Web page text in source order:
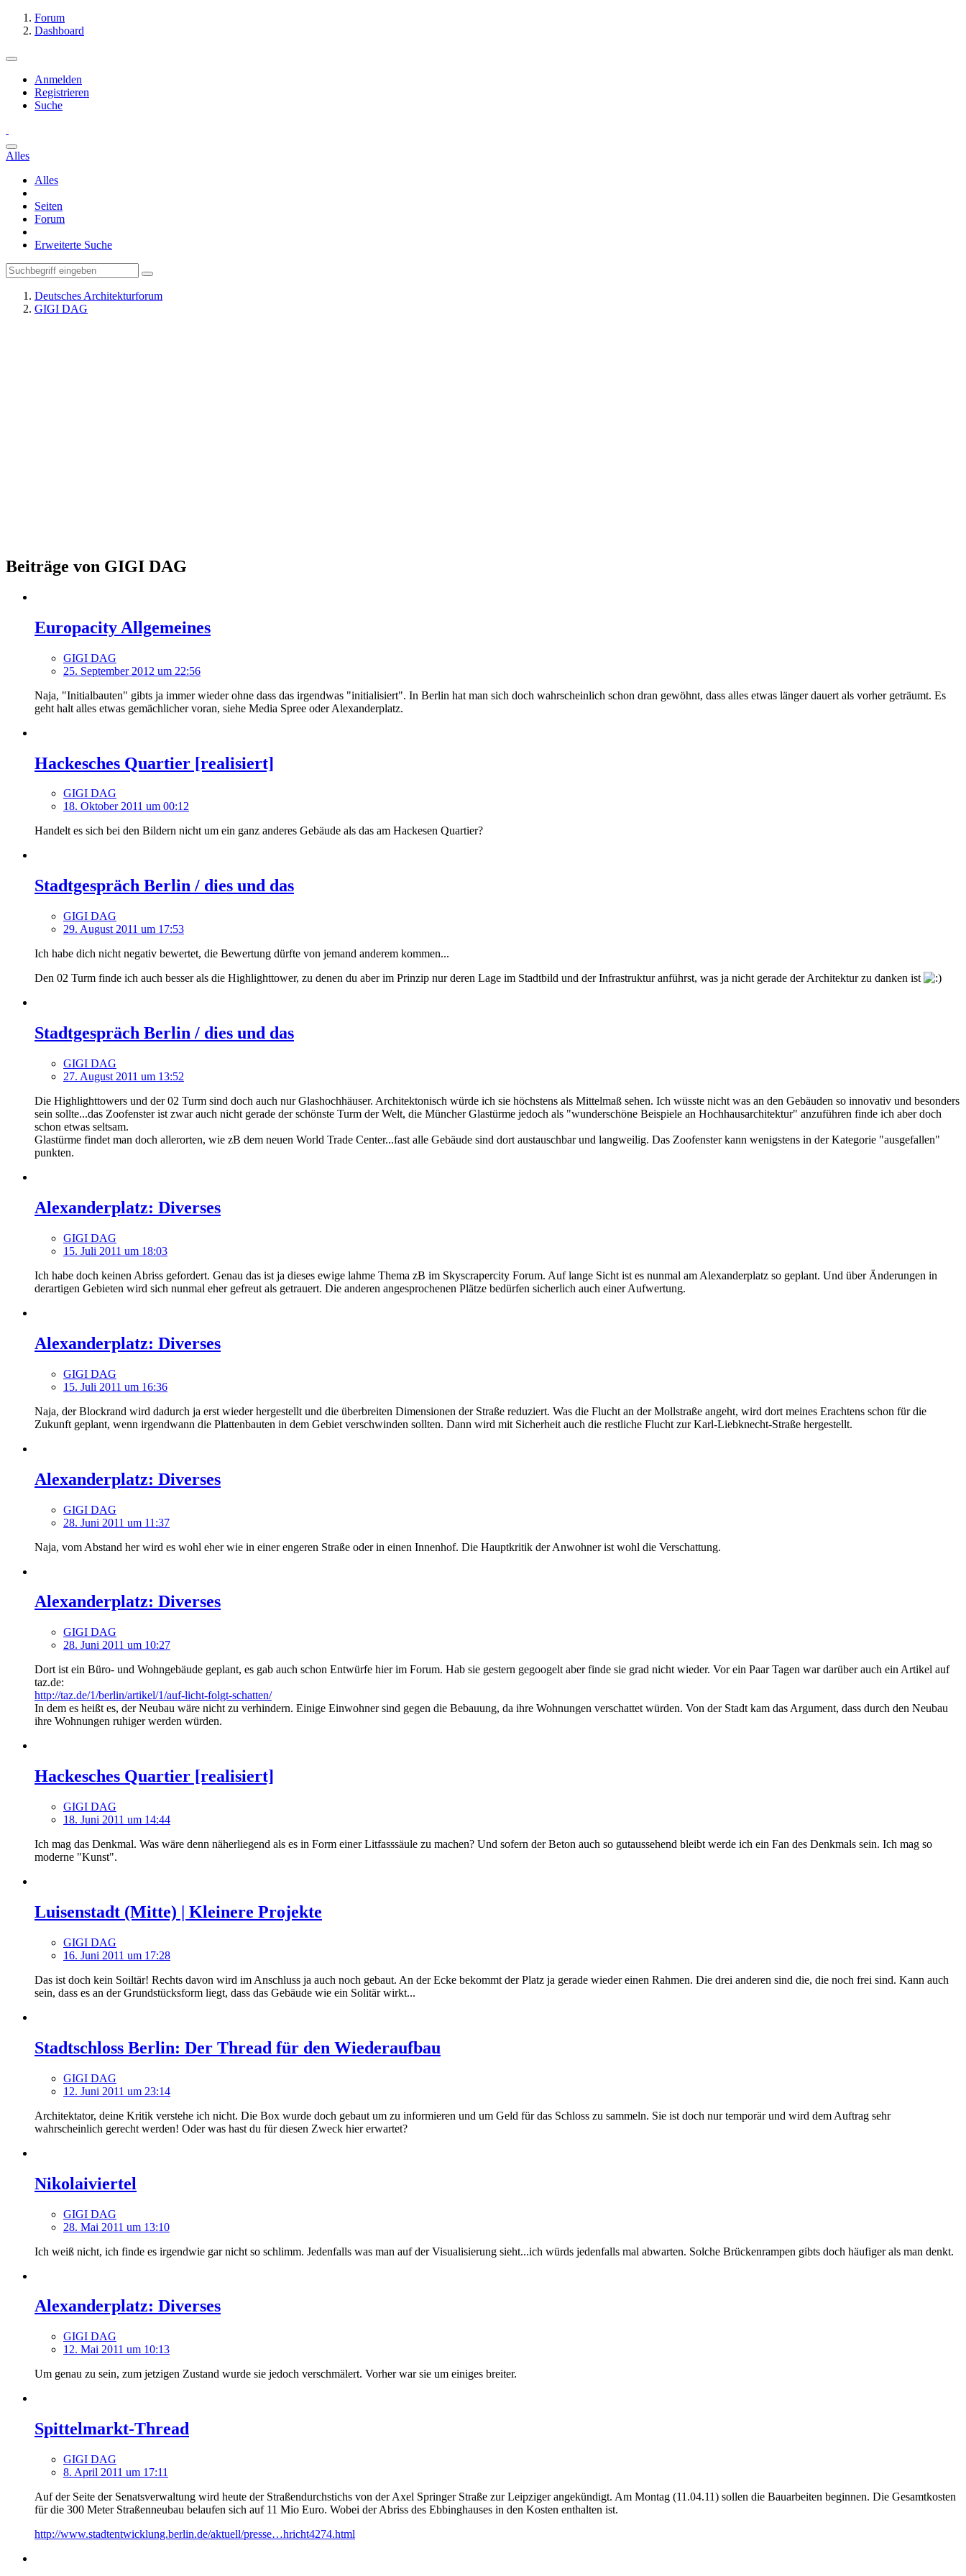
Forum
Dashboard
Anmelden
Registrieren
Suche
Alles
Alles
Seiten
Forum
Erweiterte Suche
Deutsches Architekturforum
GIGI DAG
Beiträge von GIGI DAG
Europacity Allgemeines
GIGI DAG
25. September 2012 um 22:56
Naja, "Initialbauten" gibts ja immer wieder ohne dass das irgendwas "initialisiert". In Berlin hat man sich doch wahrscheinlich schon dran gewöhnt, dass alles etwas länger dauert als vorher geträumt. Es
geht halt alles etwas gemächlicher voran, siehe Media Spree oder Alexanderplatz.
Hackesches Quartier [realisiert]
GIGI DAG
18. Oktober 2011 um 00:12
Handelt es sich bei den Bildern nicht um ein ganz anderes Gebäude als das am Hackesen Quartier?
Stadtgespräch Berlin / dies und das
GIGI DAG
29. August 2011 um 17:53
Ich habe dich nicht negativ bewertet, die Bewertung dürfte von jemand anderem kommen...
Den 02 Turm finde ich auch besser als die Highlighttower, zu denen du aber im Prinzip nur deren Lage im Stadtbild und der Infrastruktur anführst, was ja nicht gerade der Architektur zu danken ist
Stadtgespräch Berlin / dies und das
GIGI DAG
27. August 2011 um 13:52
Die Highlighttowers und der 02 Turm sind doch auch nur Glashochhäuser. Architektonisch würde ich sie höchstens als Mittelmaß sehen. Ich wüsste nicht was an den Gebäuden so innovativ und besonders
sein sollte...das Zoofenster ist zwar auch nicht gerade der schönste Turm der Welt, die Müncher Glastürme jedoch als "wunderschöne Beispiele an Hochhausarchitektur" anzuführen finde ich aber doch
schon etwas seltsam.
Glastürme findet man doch allerorten, wie zB dem neuen World Trade Center...fast alle Gebäude sind dort austauschbar und langweilig. Das Zoofenster kann wenigstens in der Kategorie "ausgefallen"
punkten.
Alexanderplatz: Diverses
GIGI DAG
15. Juli 2011 um 18:03
Ich habe doch keinen Abriss gefordert. Genau das ist ja dieses ewige lahme Thema zB im Skyscrapercity Forum. Auf lange Sicht ist es nunmal am Alexanderplatz so geplant. Und über Änderungen in
derartigen Gebieten wird sich nunmal eher gefreut als getrauert. Die anderen angesprochenen Plätze bedürfen sicherlich auch einer Aufwertung.
Alexanderplatz: Diverses
GIGI DAG
15. Juli 2011 um 16:36
Naja, der Blockrand wird dadurch ja erst wieder hergestellt und die überbreiten Dimensionen der Straße reduziert. Was die Flucht an der Mollstraße angeht, wird dort meines Erachtens schon für die
Zukunft geplant, wenn irgendwann die Plattenbauten in dem Gebiet verschwinden sollten. Dann wird mit Sicherheit auch die restliche Flucht zur Karl-Liebknecht-Straße hergestellt.
Alexanderplatz: Diverses
GIGI DAG
28. Juni 2011 um 11:37
Naja, vom Abstand her wird es wohl eher wie in einer engeren Straße oder in einen Innenhof. Die Hauptkritik der Anwohner ist wohl die Verschattung.
Alexanderplatz: Diverses
GIGI DAG
28. Juni 2011 um 10:27
Dort ist ein Büro- und Wohngebäude geplant, es gab auch schon Entwürfe hier im Forum. Hab sie gestern gegoogelt aber finde sie grad nicht wieder. Vor ein Paar Tagen war darüber auch ein Artikel auf
taz.de:
http://taz.de/1/berlin/artikel/1/auf-licht-folgt-schatten/
In dem es heißt es, der Neubau wäre nicht zu verhindern. Einige Einwohner sind gegen die Bebauung, da ihre Wohnungen verschattet würden. Von der Stadt kam das Argument, dass durch den Neubau
ihre Wohnungen ruhiger werden würden.
Hackesches Quartier [realisiert]
GIGI DAG
18. Juni 2011 um 14:44
Ich mag das Denkmal. Was wäre denn näherliegend als es in Form einer Litfasssäule zu machen? Und sofern der Beton auch so gutaussehend bleibt werde ich ein Fan des Denkmals sein. Ich mag so
moderne "Kunst".
Luisenstadt (Mitte) | Kleinere Projekte
GIGI DAG
16. Juni 2011 um 17:28
Das ist doch kein Soiltär! Rechts davon wird im Anschluss ja auch noch gebaut. An der Ecke bekommt der Platz ja gerade wieder einen Rahmen. Die drei anderen sind die, die noch frei sind. Kann auch
sein, dass es an der Grundstücksform liegt, dass das Gebäude wie ein Solitär wirkt...
Stadtschloss Berlin: Der Thread für den Wiederaufbau
GIGI DAG
12. Juni 2011 um 23:14
Architektator, deine Kritik verstehe ich nicht. Die Box wurde doch gebaut um zu informieren und um Geld für das Schloss zu sammeln. Sie ist doch nur temporär und wird dem Auftrag sehr
wahrscheinlich gerecht werden! Oder was hast du für diesen Zweck hier erwartet?
Nikolaiviertel
GIGI DAG
28. Mai 2011 um 13:10
Ich weiß nicht, ich finde es irgendwie gar nicht so schlimm. Jedenfalls was man auf der Visualisierung sieht...ich würds jedenfalls mal abwarten. Solche Brückenrampen gibts doch häufiger als man denkt.
Alexanderplatz: Diverses
GIGI DAG
12. Mai 2011 um 10:13
Um genau zu sein, zum jetzigen Zustand wurde sie jedoch verschmälert. Vorher war sie um einiges breiter.
Spittelmarkt-Thread
GIGI DAG
8. April 2011 um 17:11
Auf der Seite der Senatsverwaltung wird heute der Straßendurchstichs von der Axel Springer Straße zur Leipziger angekündigt. Am Montag (11.04.11) sollen die Bauarbeiten beginnen. Die Gesamtkosten
für die 300 Meter Straßenneubau belaufen sich auf 11 Mio Euro. Wobei der Abriss des Ebbinghauses in den Kosten enthalten ist.
http://www.stadtentwicklung.berlin.de/aktuell/presse…hricht4274.html